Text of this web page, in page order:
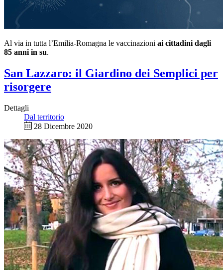
Al via in tutta l’Emilia-Romagna le vaccinazioni ai cittadini dagli
85 anni in su.
San Lazzaro: il Giardino dei Semplici per
risorgere
Dettagli
Dal territorio
28 Dicembre 2020